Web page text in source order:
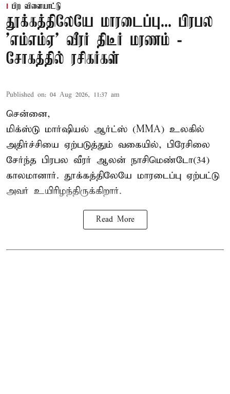
பிற விளையாட்டு
தூக்கத்திலேயே மாரடைப்பு... பிரபல
’எம்எம்ஏ’ வீரர் திடீர் மரணம் -
சோகத்தில் ரசிகர்கள்
Published on: 04 Aug 2026, 11:37 am
சென்னை,
மிக்ஸ்டு மார்ஷியல் ஆர்ட்ஸ் (MMA) உலகில்
அதிர்ச்சியை ஏற்படுத்தும் வகையில், பிரேசிலை
சேர்ந்த பிரபல வீரர் ஆலன் நாசிமெண்டோ(34)
காலமானார். தூக்கத்திலேயே மாரடைப்பு ஏற்பட்டு
அவர் உயிரிழந்திருக்கிறார்.
Read More